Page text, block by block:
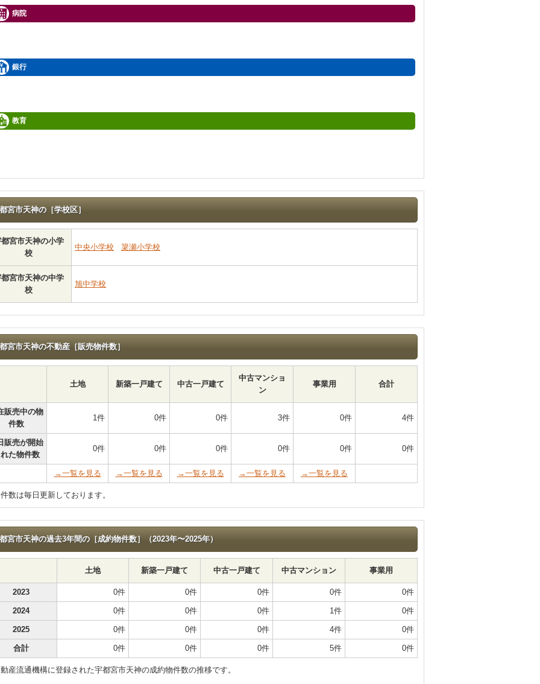
病院
銀行
教育
宮市天神の［学校区］
宮市天神の小学
校
中央小学校 簗瀬小学校
宮市天神の中学
校
旭中学校
宮市天神の不動産［販売物件数］
土地 新築一戸建て 中古一戸建て
中古マンショ
ン
事業用 合計
販売中の物
件数
1件 0件 0件 3件 0件 4件
販売が開始
た物件数
0件 0件 0件 0件 0件 0件
→一覧を見る →一覧を見る →一覧を見る →一覧を見る →一覧を見る
数は毎日更新しております。
宮市天神の過去3年間の［成約物件数］（2023年〜2025年）
土地 新築一戸建て 中古一戸建て 中古マンション 事業用
2023 0件 0件 0件 0件 0件
2024 0件 0件 0件 1件 0件
2025 0件 0件 0件 4件 0件
合計 0件 0件 0件 5件 0件
産流通機構に登録された宇都宮市天神の成約物件数の推移です。